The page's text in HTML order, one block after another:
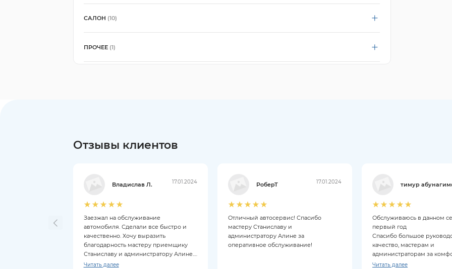
САЛОН (10)
ПРОЧЕЕ (1)
Отзывы клиентов
Владислав Л. 17.01.2024
Заезжал на обслуживание
автомобиля. Сделали все быстро и
качественно. Хочу выразить
благодарность мастеру приемщику
Станиславу и администратору Алине.
Все объяснили, ответили на все
Читать далее
РоберТ 17.01.2024
Отличный автосервис! Спасибо
мастеру Станиславу и
администратору Алине за
оперативное обслуживание!
тимур
Обслуживаюсь в данном
первый год
Спасибо большое
качество, мастерам и
администраторам за
обслуживание
Читать далее